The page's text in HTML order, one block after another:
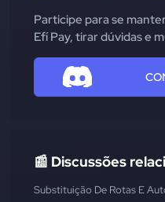
Participe para se
Efí Pay, tirar dúvidas e
📰 Discussões
Substituição De Rotas E